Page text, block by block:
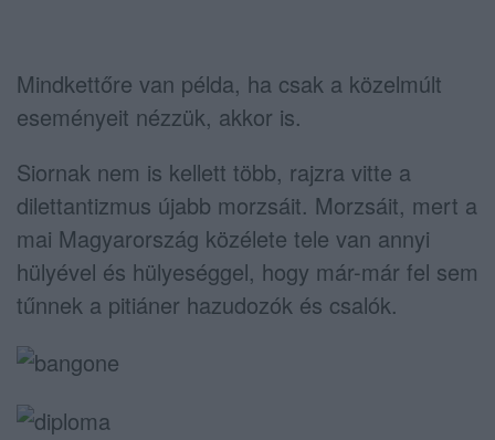
Mindkettőre van példa, ha csak a közelmúlt
eseményeit nézzük, akkor is.
Siornak nem is kellett több, rajzra vitte a
dilettantizmus újabb morzsáit. Morzsáit, mert a
mai Magyarország közélete tele van annyi
hülyével és hülyeséggel, hogy már-már fel sem
tűnnek a pitiáner hazudozók és csalók.